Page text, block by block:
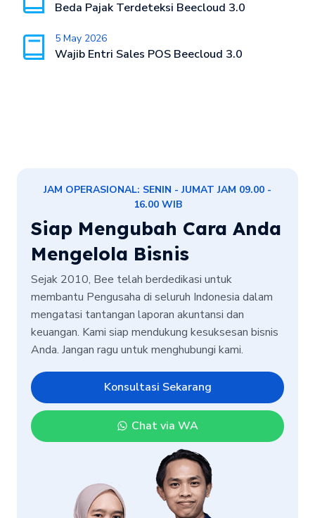
Beda Pajak Terdeteksi Beecloud 3.0
5 May 2026
Wajib Entri Sales POS Beecloud 3.0
JAM OPERASIONAL: SENIN - JUMAT JAM 09.00 -
16.00 WIB
Siap Mengubah Cara Anda
Mengelola Bisnis
Sejak 2010, Bee telah berdedikasi untuk
membantu Pengusaha di seluruh Indonesia dalam
mengatasi tantangan laporan akuntansi dan
keuangan. Kami siap mendukung kesuksesan bisnis
Anda. Jangan ragu untuk menghubungi kami.
Konsultasi Sekarang
Chat via WA